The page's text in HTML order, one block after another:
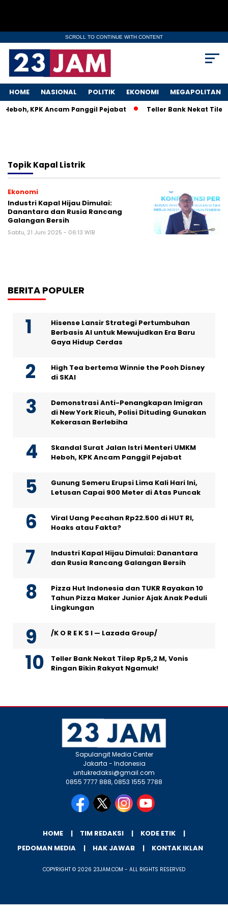
SCROLL TO CONTINUE WITH CONTENT
HOME NASIONAL POLITIK EKONOMI MEGAPOLITAN
KPK Ancam Panggil Pejabat Teller Bank Nekat Tilep
TopikKapal Listrik
Ekonomi
Industri Kapal Hijau Dimulai:
Danantara dan Rusia Rancang
Galangan Bersih
Sabtu, 21 Juni 2025 - 06:13 WIB
BERITA POPULER
Hisense Lansir Strategi Pertumbuhan
Berbasis AI untuk Mewujudkan Era Baru
Gaya Hidup Cerdas
High Tea bertema Winnie the Pooh Disney
di SKAI
Demonstrasi Anti-Penangkapan Imigran
di New York Ricuh, Polisi Dituding Gunakan
Kekerasan Berlebiha
Skandal Surat Jalan Istri Menteri UMKM
Heboh, KPK Ancam Panggil Pejabat
Gunung Semeru Erupsi Lima Kali Hari Ini,
Letusan Capai 900 Meter di Atas Puncak
Viral Uang Pecahan Rp22.500 di HUT RI,
Hoaks atau Fakta?
Industri Kapal Hijau Dimulai: Danantara
dan Rusia Rancang Galangan Bersih
Pizza Hut Indonesia dan TUKR Rayakan 10
Tahun Pizza Maker Junior Ajak Anak Peduli
Lingkungan
/K O R E K S I — Lazada Group/
Teller Bank Nekat Tilep Rp5,2 M, Vonis
Ringan Bikin Rakyat Ngamuk!
Sapulangit Media Center
Jakarta - Indonesia
untukredaksi@gmail.com
0855 7777 888, 0853 1555 7788
HOME TIM REDAKSI
KODE ETIK
PEDOMAN MEDIA
HAK JAWAB KONTAK IKLAN
COPYRIGHT © 2026 23JAM.COM - ALL RIGHTS RESERVED